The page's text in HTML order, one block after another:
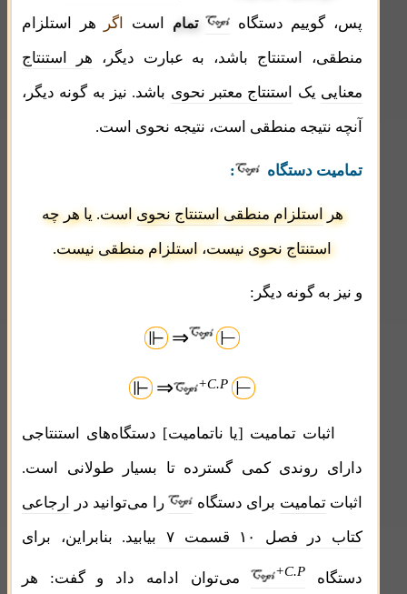
پس، گوییم دستگاه
تمام است اگر
هر استلزام
منطقی، استنتاج باشد، به عبارت دیگر، هر استنتاج
معنایی یک استنتاج معتبر نحوی باشد. نیز به گونه دیگر،
آنچه نتیجه منطقی است، نتیجه نحوی است.
تمامیت دستگاه :
هراستلزام منطقیاستنتاج نحویاست. یا هر چه
استنتاج نحوی نیست، استلزام منطقی نیست.
و نیز به گونه دیگر:
⊩ ⇒ ⊢
⊩ ⇒ +C.P ⊢
اثبات تمامیت [یا ناتمامیت] دستگاه‌های استنتاجی
دارای روندی کمی گسترده تا بسیار طولانی است.
اثباتتمامیت برای دستگاه را می‌توانید در
ارجاعی
کتاب در فصل ۱۰ قسمت ۷
بیابید. بنابراین، برای
دستگاه +C.P می‌توان ادامه داد و گفت: هر